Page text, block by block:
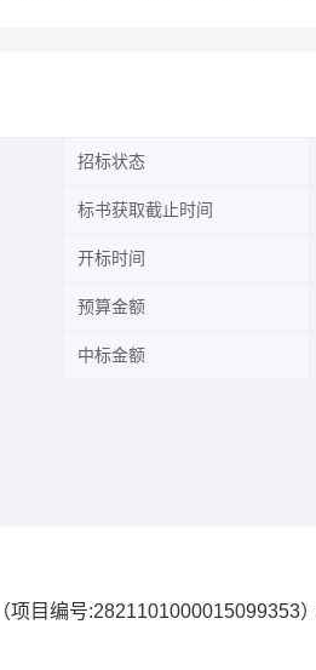
招标状态
标书获取截止时间
开标时间
预算金额
中标金额
（项目编号:2821101000015099353